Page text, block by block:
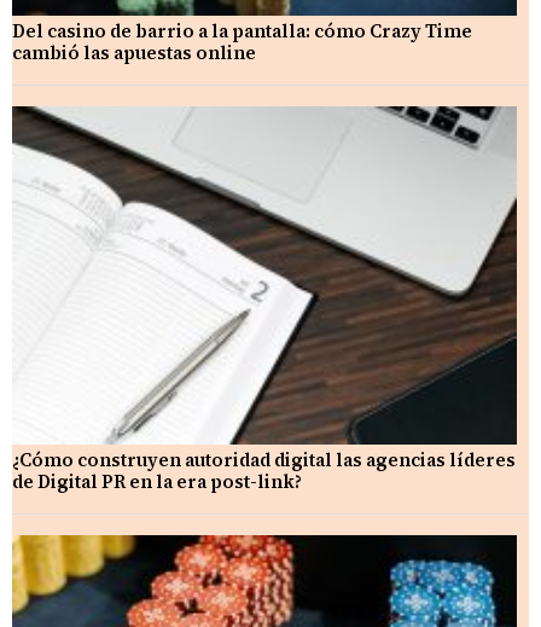
Del casino de barrio a la pantalla: cómo Crazy Time
cambió las apuestas online
¿Cómo construyen autoridad digital las agencias líderes
de Digital PR en la era post-link?